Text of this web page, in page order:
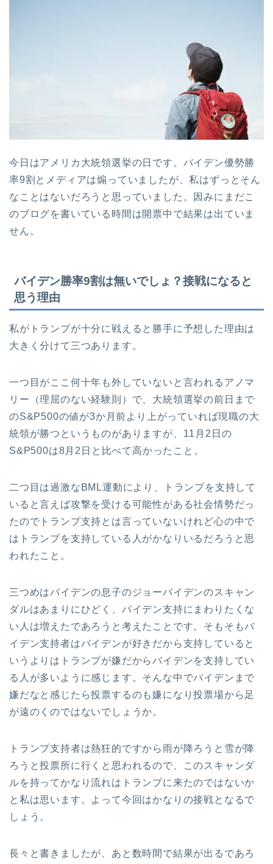
今日はアメリカ大統領選挙の日です。バイデン優勢勝
率9割とメディアは煽っていましたが、私はずっとそん
なことはないだろうと思っていました。因みにまだこ
のブログを書いている時間は開票中で結果は出ていま
せん。
バイデン勝率9割は無いでしょ？接戦になると
思う理由
私がトランプが十分に戦えると勝手に予想した理由は
大きく分けて三つあります。
一つ目がここ何十年も外していないと言われるアノマ
リー（理屈のない経験則）で、大統領選挙の前日まで
のS&P500の値が3か月前より上がっていれば現職の大
統領が勝つというものがありますが、11月2日の
S&P500は8月2日と比べて高かったこと。
二つ目は過激なBML運動により、トランプを支持して
いると言えば攻撃を受ける可能性がある社会情勢だっ
たのでトランプ支持とは言っていないけれど心の中で
はトランプを支持している人がかなりいるだろうと思
われたこと。
三つめはバイデンの息子のジョーバイデンのスキャン
ダルはあまりにひどく、バイデン支持にまわりたくな
い人は増えたであろうと考えたことです。そもそもバ
イデン支持者はバイデンが好きだから支持していると
いうよりはトランプが嫌だからバイデンを支持してい
る人が多いように感じます。そんな中でバイデンまで
嫌だなと感じたら投票するのも嫌になり投票場から足
が遠のくのではないでしょうか。
トランプ支持者は熱狂的ですから雨が降ろうと雪が降
ろうと投票所に行くと思われるので、このスキャンダ
ルを持ってかなり流れはトランプに来たのではないか
と私は思います。よって今回はかなりの接戦となるで
しょう。
長々と書きましたが、あと数時間で結果が出るであろ